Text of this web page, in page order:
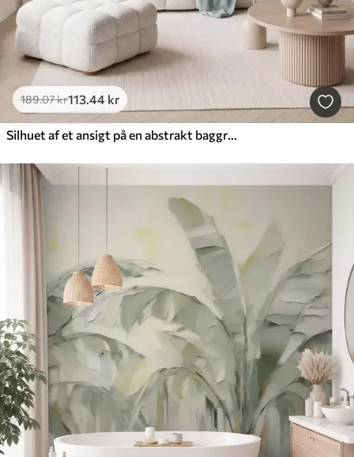
189.07kr113.44 kr
Silhuet af et ansigt på en abstrakt baggrund